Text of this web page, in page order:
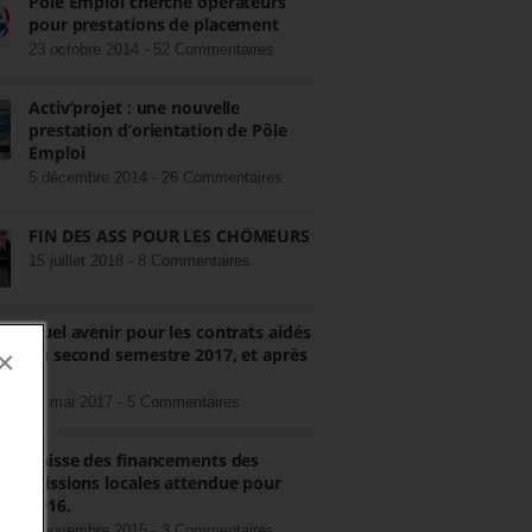
pour prestations de placement
23 octobre 2014 - 52 Commentaires
Activ’projet : une nouvelle
prestation d’orientation de Pôle
Emploi
5 décembre 2014 - 26 Commentaires
FIN DES ASS POUR LES CHÔMEURS
15 juillet 2018 - 8 Commentaires
Quel avenir pour les contrats aidés
au second semestre 2017, et après
22 mai 2017 - 5 Commentaires
Baisse des financements des
missions locales attendue pour
2016.